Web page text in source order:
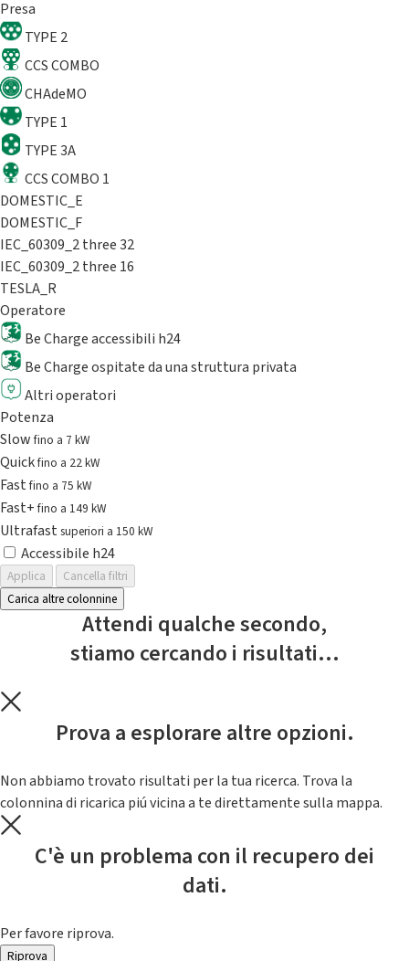
Presa
TYPE 2
CCS COMBO
CHAdeMO
TYPE 1
TYPE 3A
CCS COMBO 1
DOMESTIC_E
DOMESTIC_F
IEC_60309_2 three 32
IEC_60309_2 three 16
TESLA_R
Operatore
Be Charge accessibili h24
Be Charge ospitate da una struttura privata
Altri operatori
Potenza
Slowfino a 7 kW
Quickfino a 22 kW
Fastfino a 75 kW
Fast+fino a 149 kW
Ultrafast superiori a 150 kW
Accessibile h24
Applica
Cancella filtri
Carica altre colonnine
Attendi qualche secondo,
stiamo cercando i risultati...
Prova a esplorare altre opzioni.
Non abbiamo trovato risultati per la tua ricerca. Trova la
colonnina di ricarica piú vicina a te direttamente sulla mappa.
C'è un problema con il recupero dei
dati.
Per favore riprova.
Riprova